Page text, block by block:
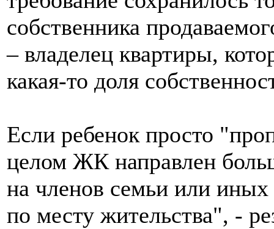
собственника
– владелец квартиры,
какая-то доля
Если ребенок просто
целом ЖК направлен
на членов семьи или
по месту жительства", -